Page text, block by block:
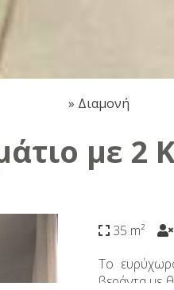
» Διαμονή
με 2
35 m²
Το
βεράντα με